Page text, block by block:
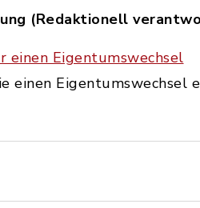
(Redaktionell
einen Eigentumswechsel
einen Eigentumswechsel